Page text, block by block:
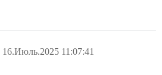
16.Июль.2025 11:07:41